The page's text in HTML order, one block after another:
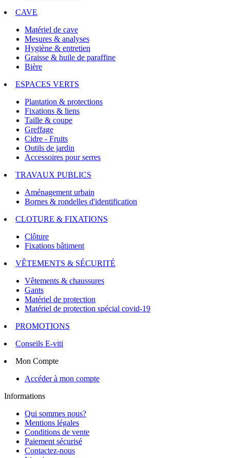
CAVE
Matériel de cave
Mesures & analyses
Hygiène & entretien
Graisse & huile de paraffine
Bière
ESPACES VERTS
Plantation & protections
Fixations & liens
Taille & coupe
Greffage
Cidre - Fruits
Outils de jardin
Accessoires pour serres
TRAVAUX PUBLICS
Aménagement urbain
Bornes & rondelles d'identification
CLOTURE & FIXATIONS
Clôture
Fixations bâtiment
VÊTEMENTS & SÉCURITÉ
Vêtements & chaussures
Gants
Matériel de protection
Matériel de protection spécial covid-19
PROMOTIONS
Conseils E-viti
Mon Compte
Accéder à mon compte
Informations
Qui sommes nous?
Mentions légales
Conditions de vente
Paiement sécurisé
Contactez-nous